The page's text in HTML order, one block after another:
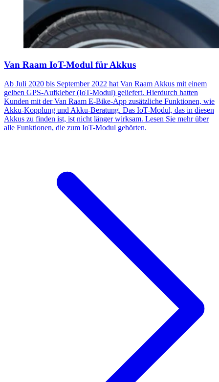
Van Raam IoT-Modul für Akkus
Ab Juli 2020 bis September 2022 hat Van Raam Akkus mit einem
gelben GPS-Aufkleber (IoT-Modul) geliefert. Hierdurch hatten
Kunden mit der Van Raam E-Bike-App zusätzliche Funktionen, wie
Akku-Kopplung und Akku-Beratung. Das IoT-Modul, das in diesen
Akkus zu finden ist, ist nicht länger wirksam. Lesen Sie mehr über
alle Funktionen, die zum IoT-Modul gehörten.